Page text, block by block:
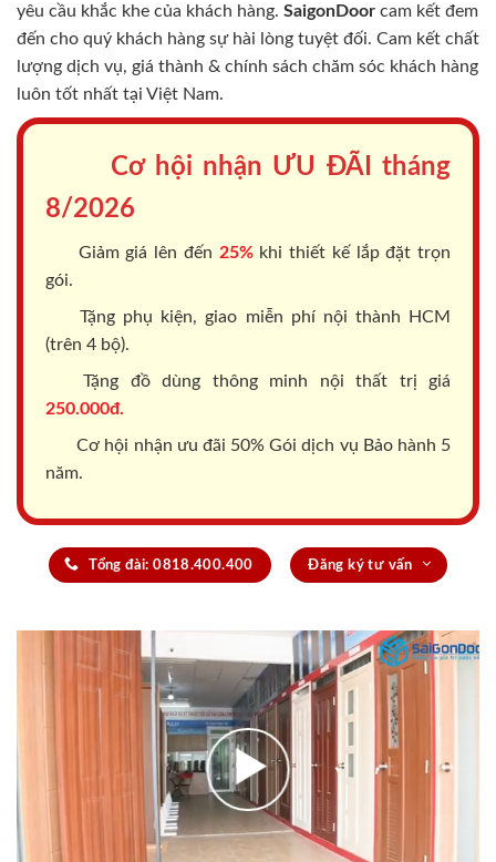
yêu cầu khắc khe của khách hàng. SaigonDoor cam kết đem
đến cho quý khách hàng sự hài lòng tuyệt đối. Cam kết chất
lượng dịch vụ, giá thành & chính sách chăm sóc khách hàng
luôn tốt nhất tại Việt Nam.
Cơ hội nhận ƯU ĐÃI tháng
8/2026
Giảm giá lên đến 25%khi thiết kế lắp đặt trọn
gói.
Tặng phụ kiện, giao miễn phí nội thành HCM
(trên 4 bộ).
Tặng đồ dùng thông minh nội thất trị giá
250.000đ.
Cơ hội nhận ưu đãi 50% Gói dịch vụ Bảo hành 5
năm.
Tổng đài: 0818.400.400 Đăng ký tư vấn